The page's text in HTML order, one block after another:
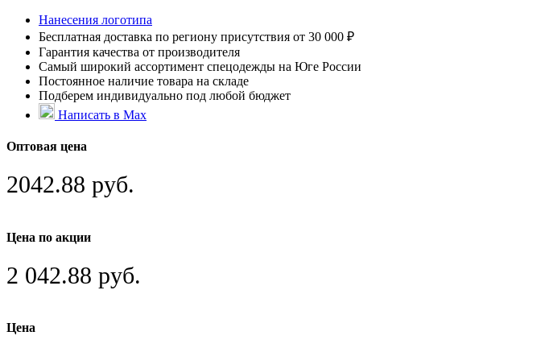
Нанесения логотипа
Бесплатная доставка по региону присутствия от 30 000 ₽
Гарантия качества от производителя
Самый широкий ассортимент спецодежды на Юге России
Постоянное наличие товара на складе
Подберем индивидуально под любой бюджет
Написать в Max
Оптовая цена
2042.88 руб.
Цена по акции
2 042.88 руб.
Цена